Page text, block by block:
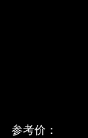
参考价：